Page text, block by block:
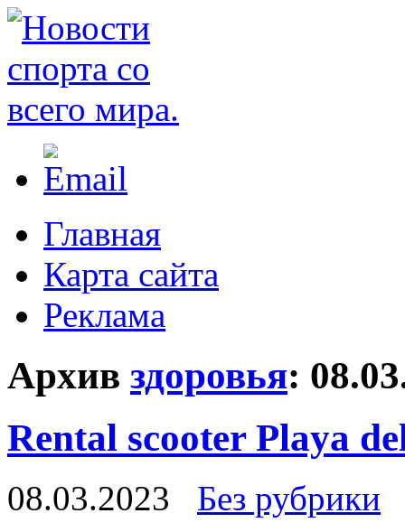
Главная
Карта сайта
Реклама
Архив здоровья:
Rental scooter Playa
08.03.2023
Без рубрики